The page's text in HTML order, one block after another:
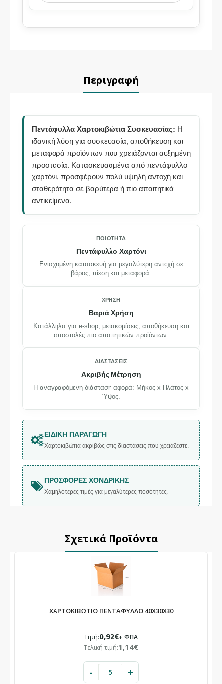
Περιγραφή
Πεντάφυλλα Χαρτοκιβώτια Συσκευασίας: Η
ιδανική λύση για συσκευασία, αποθήκευση και
μεταφορά προϊόντων που χρειάζονται αυξημένη
προστασία. Κατασκευασμένα από πεντάφυλλο
χαρτόνι, προσφέρουν πολύ υψηλή αντοχή και
σταθερότητα σε βαρύτερα ή πιο απαιτητικά
αντικείμενα.
ΠΟΙΌΤΗΤΑ
Πεντάφυλλο Χαρτόνι
Ενισχυμένη κατασκευή για μεγαλύτερη αντοχή σε
βάρος, πίεση και μεταφορά.
ΧΡΉΣΗ
Βαριά Χρήση
Κατάλληλα για e-shop, μετακομίσεις, αποθήκευση και
αποστολές πιο απαιτητικών προϊόντων.
ΔΙΑΣΤΆΣΕΙΣ
Ακριβής Μέτρηση
Η αναγραφόμενη διάσταση αφορά: Μήκος x Πλάτος x
Ύψος.
ΕΙΔΙΚΉ ΠΑΡΑΓΩΓΉ
Χαρτοκιβώτια ακριβώς στις διαστάσεις που χρειάζεστε.
ΠΡΟΣΦΟΡΈΣ ΧΟΝΔΡΙΚΉΣ
Χαμηλότερες τιμές για μεγαλύτερες ποσότητες.
Σχετικά Προϊόντα
ΧΑΡΤΟΚΙΒΩΤΙΟ ΠΕΝΤΑΦΥΛΛΟ 40X30X30
Τιμή:0,92€+ ΦΠΑ
Τελική τιμή:1,14€
- +